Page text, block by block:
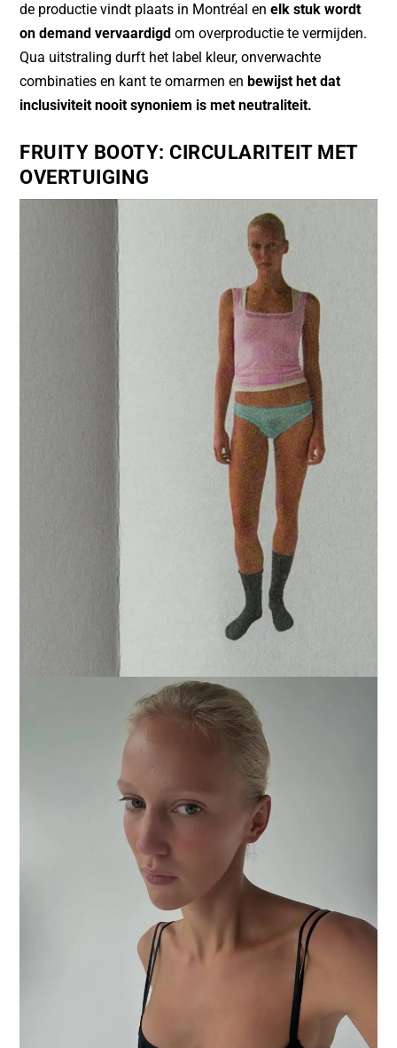
de productie vindt plaats in Montréal enelk stuk wordt
on demand vervaardigd om overproductie te vermijden.
Qua uitstraling durft het label kleur, onverwachte
combinaties en kant te omarmen en bewijst het dat
inclusiviteit nooit synoniem is met neutraliteit.
FRUITY BOOTY: CIRCULARITEIT MET
OVERTUIGING